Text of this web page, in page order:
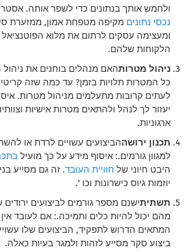
ולחמש אותך בנתונים כדי לשפר אותה.
נכסי נתונים מקיפה מטפחת אמון, ממזערת
ומעצימה עסקים לרתום את מלוא הפוטנציאל
הלקוחות שלהם.
ניהול מטרותהאם מנהלים בוחנים את
כל המטרות תלויות בזמן? עד כמה שזה
לעתים קרובות מתעלמים מניהול מטרות.
יעזור לך לנהל ולהתאים מטרות אישיות
ארגוניות.
תכנון ירושההביצועים עשויים לרדת או
למגוון גורמים.: איסוף מידע על כך מועיל
היבט חיוני של חוויית העובד. זה גם מסייע
יוזמות גיוס כישרונות וכו '.
תשתיתישנם מספר גורמים לביצועים
מהם יכול להיות כלים ותמיכה.: אם לעובד
המתאים הדרוש לתפקיד, הביצועים שלו
ביצוע סקר מסייע לזהות ולמגר בעיות כאלה.